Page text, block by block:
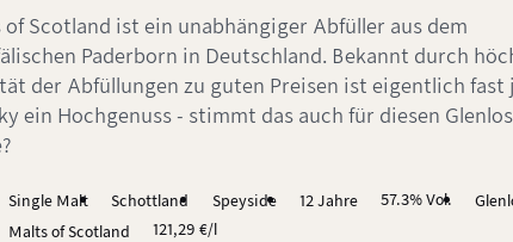
of Scotland ist ein unabhängiger Abfüller aus dem
Paderborn in Deutschland. Bekannt durch
der Abfüllungen zu guten Preisen ist eigentlich fast
ein Hochgenuss - stimmt das auch für diesen
Single Malt Schottland Speyside 12 Jahre 57.3% Vol.
Malts of Scotland
121,29 €/l